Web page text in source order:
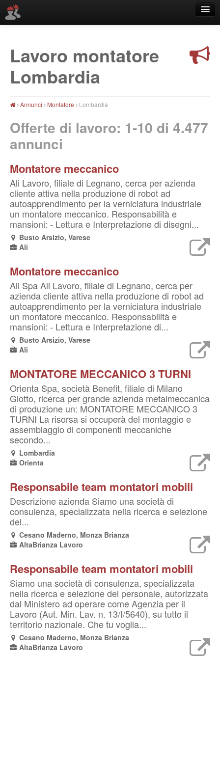
Località
Lavoro montatore
Lombardia
Annunci Montatore Lombardia
Offerte di lavoro: 1-10 di 4.477
annunci
Montatore meccanico
Ali Lavoro, filiale di Legnano, cerca per azienda
cliente attiva nella produzione di robot ad
autoapprendimento per la verniciatura industriale
un montatore meccanico. Responsabilità e
mansioni: - Lettura e Interpretazione di disegni...
Busto Arsizio, Varese
Ali
Montatore meccanico
Ali Spa Ali Lavoro, filiale di Legnano, cerca per
azienda cliente attiva nella produzione di robot ad
autoapprendimento per la verniciatura industriale
un montatore meccanico. Responsabilità e
mansioni: - Lettura e Interpretazione di...
Busto Arsizio, Varese
Ali
MONTATORE MECCANICO 3 TURNI
Orienta Spa, società Benefit, filiale di Milano
Giotto, ricerca per grande azienda metalmeccanica
di produzione un: MONTATORE MECCANICO 3
TURNI La risorsa si occuperà del montaggio e
assemblaggio di componenti meccaniche
secondo...
Lombardia
Orienta
Responsabile team montatori mobili
Descrizione azienda Siamo una società di
consulenza, specializzata nella ricerca e selezione
del...
Cesano Maderno, Monza Brianza
AltaBrianza Lavoro
Responsabile team montatori mobili
Siamo una società di consulenza, specializzata
nella ricerca e selezione del personale, autorizzata
dal Ministero ad operare come Agenzia per il
Lavoro (Aut. Min. Lav. n. 13/I/5640), su tutto il
territorio nazionale. Che tu voglia...
Cesano Maderno, Monza Brianza
AltaBrianza Lavoro